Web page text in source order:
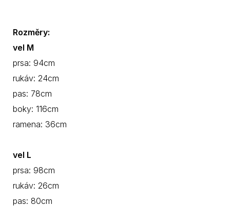
Rozměry:
vel M
prsa: 94cm
rukáv: 24cm
pas: 78cm
boky: 116cm
ramena: 36cm
vel L
prsa: 98cm
rukáv: 26cm
pas: 80cm